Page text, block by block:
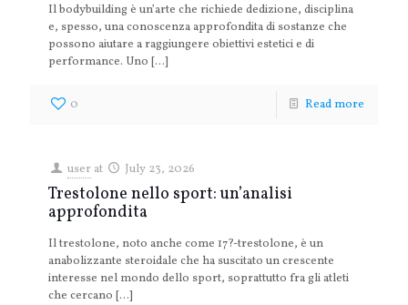
Il bodybuilding è un’arte che richiede dedizione, disciplina
e, spesso, una conoscenza approfondita di sostanze che
possono aiutare a raggiungere obiettivi estetici e di
performance. Uno […]
0 Read more
user at July 23, 2026
Trestolone nello sport: un’analisi
approfondita
Il trestolone, noto anche come 17?-trestolone, è un
anabolizzante steroidale che ha suscitato un crescente
interesse nel mondo dello sport, soprattutto fra gli atleti
che cercano […]